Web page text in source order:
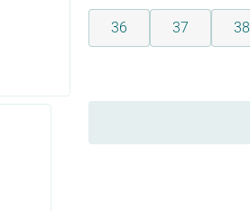
36 37 38